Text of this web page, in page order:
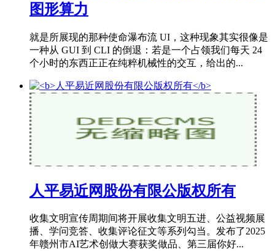
图形算力
就是所展现的那种使命瀑布流 UI，这种现象其实很像是
一种从 GUI 到 CLI 的倒退：若是一个占领我们每天 24
个小时的东西正正在纯粹机械性的交互，给出的...
人平易近网股份有限公版权所有
收集文明宣传周期间将开展收集文明五进、公益视频展
播、学问竞答、收集评论征文等系列勾当。发布了2025
年赣州市AI艺术创做大赛获奖做品、第三届你好...